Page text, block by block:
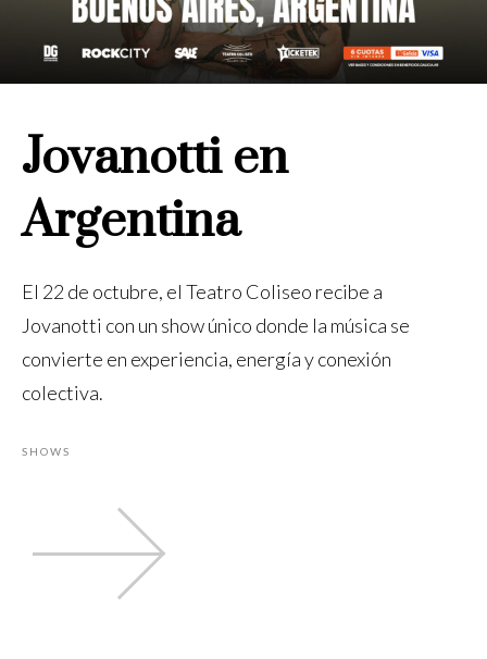
Jovanotti en
Argentina
El 22 de octubre, el Teatro Coliseo recibe a
Jovanotti con un show único donde la música se
convierte en experiencia, energía y conexión
colectiva.
SHOWS